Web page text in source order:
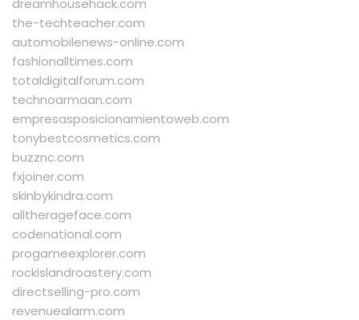
the-techteacher.com
automobilenews-online.com
fashionalltimes.com
totaldigitalforum.com
technoarmaan.com
empresasposicionamientoweb.com
tonybestcosmetics.com
buzznc.com
fxjoiner.com
skinbykindra.com
alltherageface.com
codenational.com
progameexplorer.com
rockislandroastery.com
directselling-pro.com
revenuealarm.com